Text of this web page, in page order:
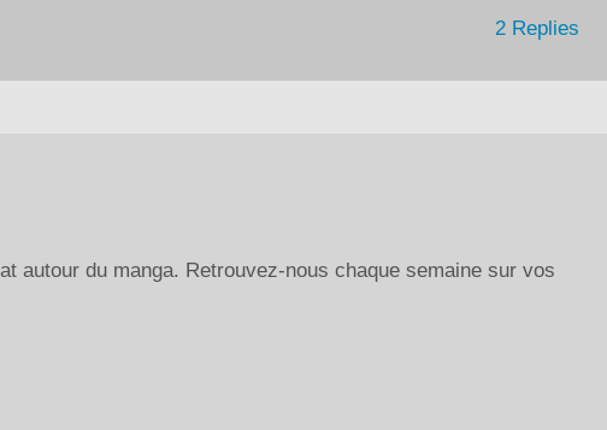
2 Replies
autour du manga. Retrouvez-nous chaque semaine sur vos